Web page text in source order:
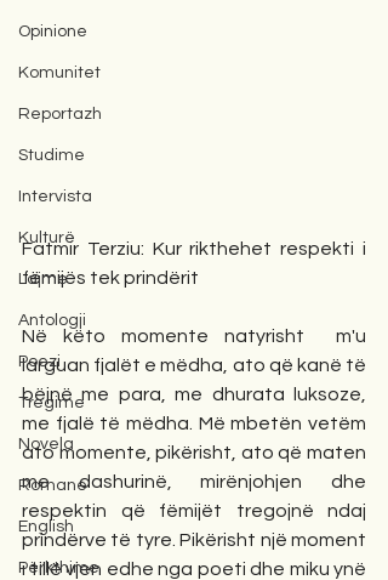
Opinione
Komunitet
Reportazh
Studime
Intervista
Kulturë
Lajme
Antologji
Poezi
Tregime
Novela
Romane
English
Përkthime
Fatmir Terziu: Kur rikthehet respekti i
fëmijës tek prindërit
Në këto momente natyrisht  m'u
larguan fjalët e mëdha, ato që kanë të
bëjnë me para, me dhurata luksoze,
me fjalë të mëdha. Më mbetën vetëm
ato momente, pikërisht, ato që maten
me dashurinë, mirënjohjen dhe
respektin që fëmijët tregojnë ndaj
prindërve të tyre. Pikërisht një moment
i tillë vjen edhe nga poeti dhe miku ynë